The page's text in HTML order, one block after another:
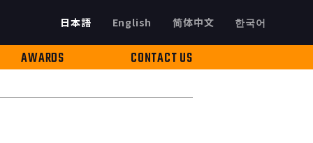
日本語 한국어
English 简体中文
AWARDS CONTACT US